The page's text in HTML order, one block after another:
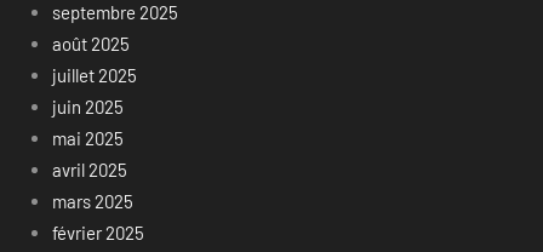
septembre 2025
août 2025
juillet 2025
juin 2025
mai 2025
avril 2025
mars 2025
février 2025